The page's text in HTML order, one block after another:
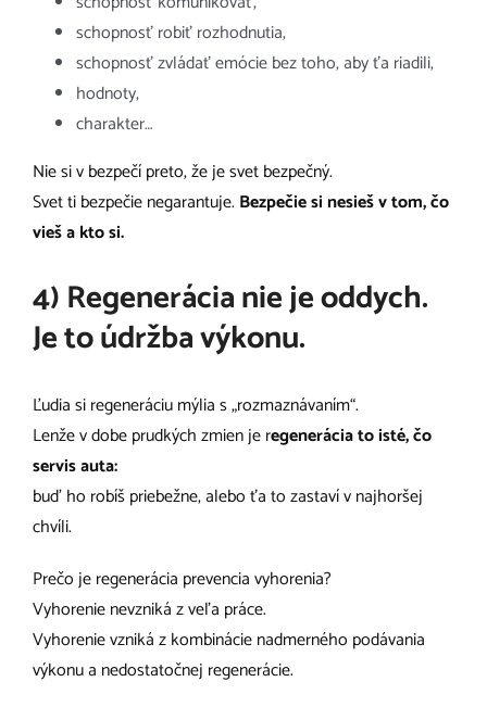
schopnosť robiť rozhodnutia,
schopnosť zvládať emócie bez toho, aby ťa riadili,
hodnoty,
charakter…
Nie si v bezpečí preto, že je svet bezpečný.
Svet ti bezpečie negarantuje. Bezpečie si nesieš v tom, čo
vieš a kto si.
4) Regenerácia nie je oddych.
Je to údržba výkonu.
Ľudia si regeneráciu mýlia s „rozmaznávaním“.
Lenže v dobe prudkých zmien je regenerácia to isté, čo
servis auta:
buď ho robíš priebežne, alebo ťa to zastaví v najhoršej
chvíli.
Prečo je regenerácia prevencia vyhorenia?
Vyhorenie nevzniká z veľa práce.
Vyhorenie vzniká z kombinácie nadmerného podávania
výkonu a nedostatočnej regenerácie.